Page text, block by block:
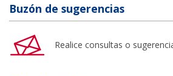
Buzón de sugerencias
Realice consultas o